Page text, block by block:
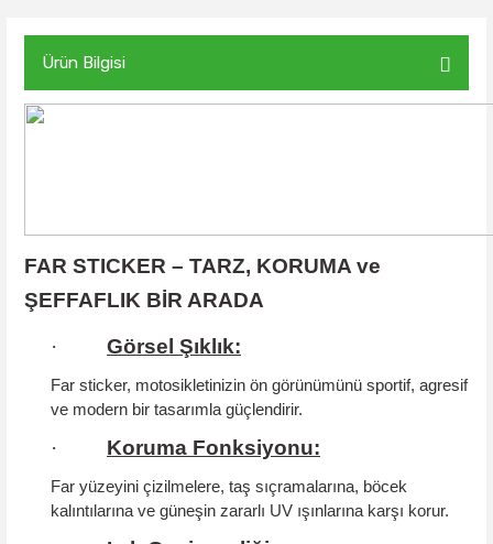
Ürün Bilgisi
FAR STICKER – TARZ, KORUMA ve
ŞEFFAFLIK BİR ARADA
·
Görsel Şıklık:
Far sticker, motosikletinizin ön görünümünü sportif, agresif
ve modern bir tasarımla güçlendirir.
· Koruma Fonksiyonu:
Far yüzeyini çizilmelere, taş sıçramalarına, böcek
kalıntılarına ve güneşin zararlı UV ışınlarına karşı korur.